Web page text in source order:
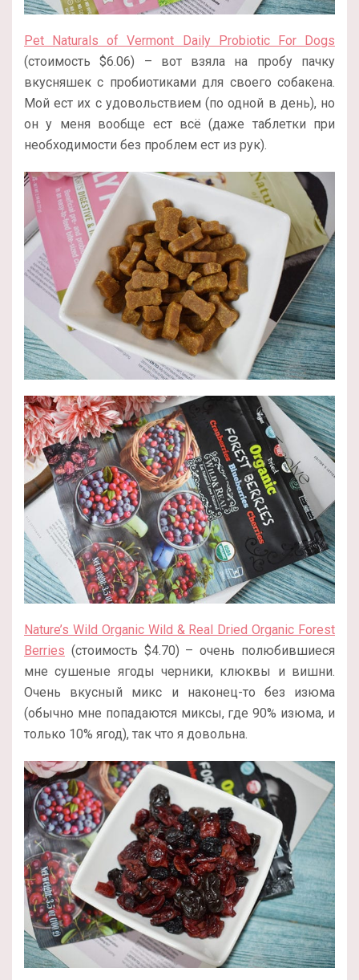
Pet Naturals of Vermont Daily Probiotic For Dogs
(стоимость $6.06) – вот взяла на пробу пачку
вкусняшек с пробиотиками для своего собакена.
Мой ест их с удовольствием (по одной в день), но
он у меня вообще ест всё (даже таблетки при
необходимости без проблем ест из рук).
Nature’s Wild Organic Wild & Real Dried Organic Forest
Berries (стоимость $4.70) – очень полюбившиеся
мне сушеные ягоды черники, клюквы и вишни.
Очень вкусный микс и наконец-то без изюма
(обычно мне попадаются миксы, где 90% изюма, и
только 10% ягод), так что я довольна.